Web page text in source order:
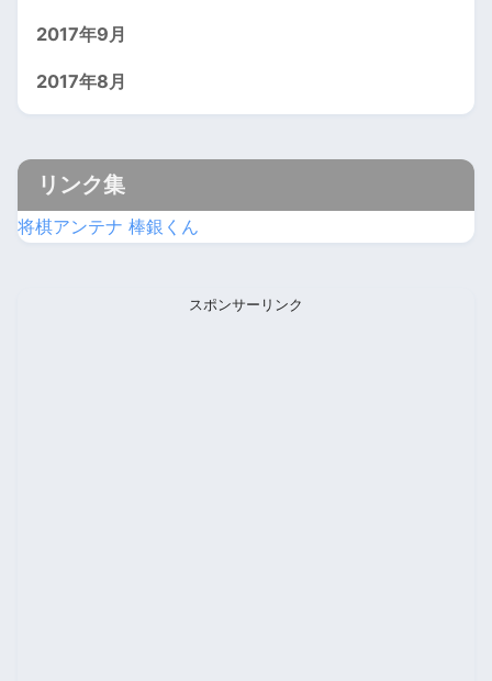
2017年9月
2017年8月
リンク集
将棋アンテナ 棒銀くん
スポンサーリンク